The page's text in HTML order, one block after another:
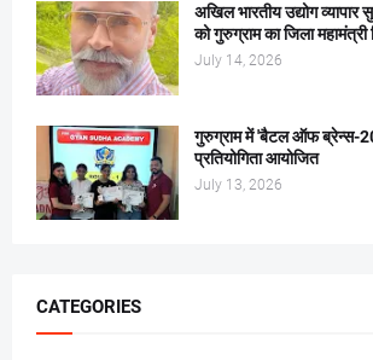
अखिल भारतीय उद्योग व्यापार
को गुरुग्राम का जिला
July 14, 2026
गुरुग्राम में 'बैटल ऑफ ब्रेन्स-
प्रतियोगिता आयोजित
July 13, 2026
CATEGORIES